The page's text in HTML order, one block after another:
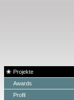
Projekte
Awards
Profil